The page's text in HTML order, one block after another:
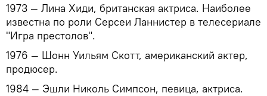
1973 — Лина Хиди, британская актриса. Наиболее
известна по роли Серсеи Ланнистер в телесериале
"Игра престолов".
1976 — Шонн Уильям Скотт, американский актер,
продюсер.
1984 — Эшли Николь Симпсон, певица, актриса.